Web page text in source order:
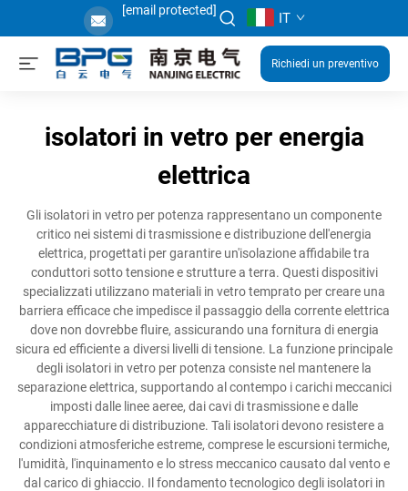
[email protected] IT
Richiedi un preventivo
isolatori in vetro per energia
elettrica
Gli isolatori in vetro per potenza rappresentano un componente
critico nei sistemi di trasmissione e distribuzione dell'energia
elettrica, progettati per garantire un'isolazione affidabile tra
conduttori sotto tensione e strutture a terra. Questi dispositivi
specializzati utilizzano materiali in vetro temprato per creare una
barriera efficace che impedisce il passaggio della corrente elettrica
dove non dovrebbe fluire, assicurando una fornitura di energia
sicura ed efficiente a diversi livelli di tensione. La funzione principale
degli isolatori in vetro per potenza consiste nel mantenere la
separazione elettrica, supportando al contempo i carichi meccanici
imposti dalle linee aeree, dai cavi di trasmissione e dalle
apparecchiature di distribuzione. Tali isolatori devono resistere a
condizioni atmosferiche estreme, comprese le escursioni termiche,
l'umidità, l'inquinamento e lo stress meccanico causato dal vento e
dal carico di ghiaccio. Il fondamento tecnologico degli isolatori in